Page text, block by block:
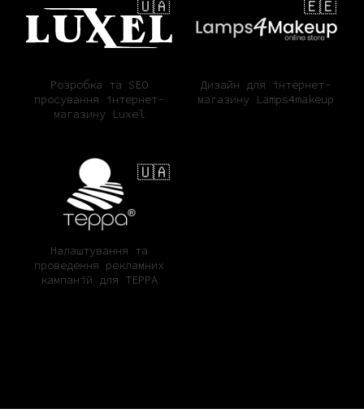
🇺🇦
Розробка та SEO
просування інтернет-
магазину Luxel
🇪🇪
Дизайн для інтернет-
магазину Lamps4makeup
🇺🇦
Налаштування та
проведення рекламних
кампаній для ТЕРРА